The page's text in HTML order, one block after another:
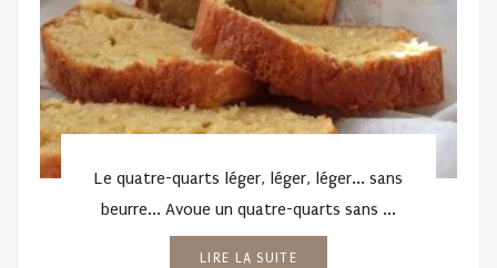
Le quatre-quarts léger, léger, léger... sans
beurre... Avoue un quatre-quarts sans ...
LIRE LA SUITE